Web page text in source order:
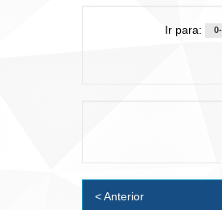
Ir para:
< Anterior